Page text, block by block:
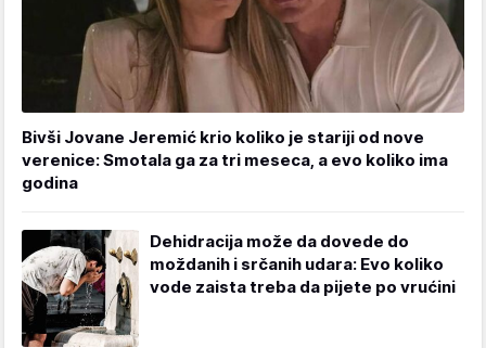
Bivši Jovane Jeremić krio koliko je stariji od nove
verenice: Smotala ga za tri meseca, a evo koliko ima
godina
Dehidracija može da dovede do
moždanih i srčanih udara: Evo koliko
vode zaista treba da pijete po vrućini